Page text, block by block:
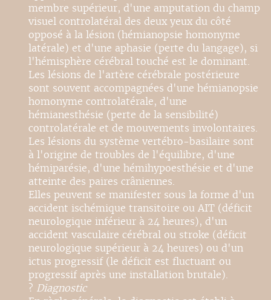
membre supérieur, d'une amputation du champ
visuel controlatéral des deux yeux du côté
opposé à la lésion (hémianopsie homonyme
latérale) et d'une aphasie (perte du langage), si
l'hémisphère cérébral touché est le dominant.
Les lésions de l'artère cérébrale postérieure
sont souvent accompagnées d'une hémianopsie
homonyme controlatérale, d'une
hémianesthésie (perte de la sensibilité)
controlatérale et de mouvements involontaires.
Les lésions du système vertébro-basilaire sont
à l'origine de troubles de l'équilibre, d'une
hémiparésie, d'une hémihypoesthésie et d'une
atteinte des paires crâniennes.
Elles peuvent se manifester sous la forme d'un
accident ischémique transitoire ou AIT (déficit
neurologique inférieur à 24 heures), d'un
accident vasculaire cérébral ou stroke (déficit
neurologique supérieur à 24 heures) ou d'un
ictus progressif (le déficit est fluctuant ou
progressif après une installation brutale).
? Diagnostic